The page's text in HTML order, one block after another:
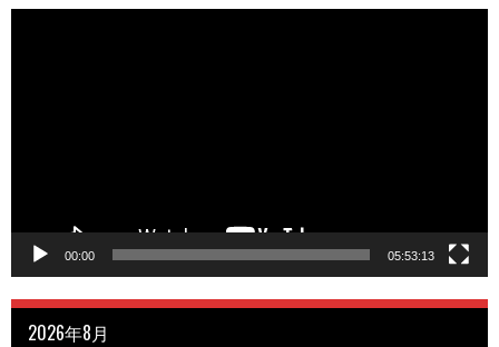
00:00 05:53:13
2026年8月